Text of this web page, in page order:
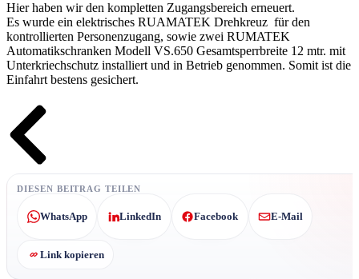
Hier haben wir den kompletten Zugangsbereich erneuert.
Es wurde ein elektrisches RUAMATEK Drehkreuz für den
kontrollierten Personenzugang, sowie zwei RUMATEK
Automatikschranken Modell VS.650 Gesamtsperrbreite 12 mtr. mit
Unterkriechschutz installiert und in Betrieb genommen. Somit ist die
Einfahrt bestens gesichert.
DIESEN BEITRAG TEILEN
WhatsApp LinkedIn Facebook E-Mail
Link kopieren